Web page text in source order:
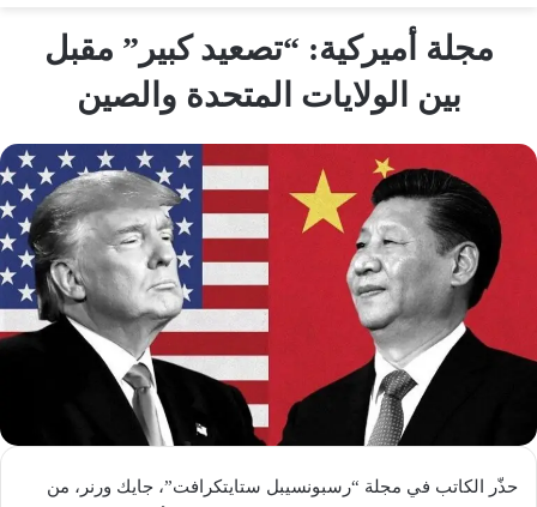
مجلة أميركية: “تصعيد كبير” مقبل
بين الولايات المتحدة والصين
حذّر الكاتب في مجلة “رسبونسيبل ستايتكرافت”، جايك ورنر، من